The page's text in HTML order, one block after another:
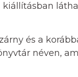
kiállításban
és a
néven,